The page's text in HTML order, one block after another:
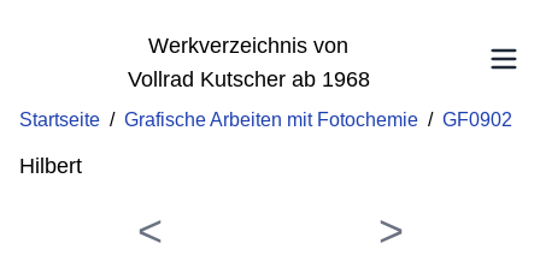
Werkverzeichnis von
Vollrad Kutscher ab 1968
Startseite / Grafische Arbeiten mit Fotochemie / GF0902
Hilbert
< >